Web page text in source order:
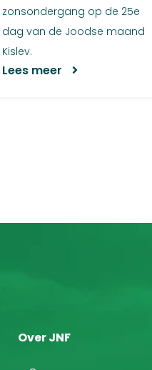
zonsondergang op de 25e
dag van de Joodse maand
Kislev.
Lees meer
Over JNF